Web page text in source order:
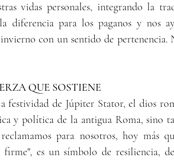
vidas personales, integrando la
diferencia para los paganos y nos
con un sentido de pertenencia.
QUE SOSTIENE
festividad de Júpiter Stator, el dios
y política de la antigua Roma, sino
para nosotros, hoy más
firme", es un símbolo de resiliencia,